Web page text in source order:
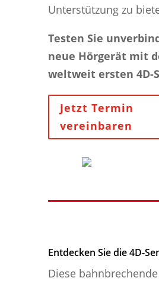
Unterstützung zu
Testen Sie
neue Hörgerät mit
weltweit ersten 4D-
Jetzt Termin
vereinbaren
Entdecken Sie die 4D-
Diese bahnbrechende